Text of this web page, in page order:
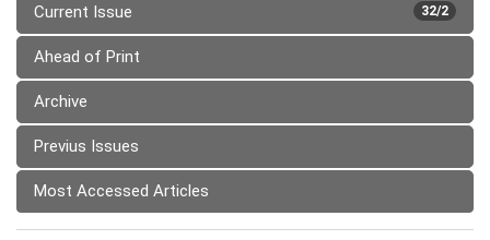
32/2
Current Issue
Ahead of Print
Archive
Previus Issues
Most Accessed Articles